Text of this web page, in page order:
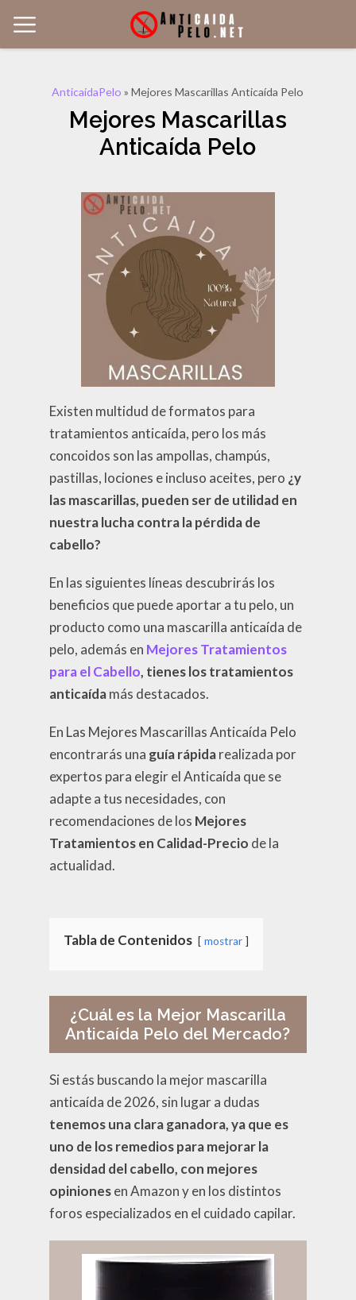
AnticaidaPelo »Mejores Mascarillas Anticaída Pelo
Mejores Mascarillas
Anticaída Pelo
Existen multidud de formatos para
tratamientos anticaída, pero los más
concoidos son las ampollas, champús,
pastillas, lociones e incluso aceites, pero ¿y
las mascarillas, pueden ser de utilidad en
nuestra lucha contra la pérdida de
cabello?
En las siguientes líneas descubrirás los
beneficios que puede aportar a tu pelo, un
producto como una mascarilla anticaída de
pelo, además en Mejores Tratamientos
para el Cabello, tienes los tratamientos
anticaídamás destacados.
En Las Mejores Mascarillas Anticaída Pelo
encontrarás una guía rápidarealizada por
expertos para elegir el Anticaída que se
adapte a tus necesidades, con
recomendaciones de los Mejores
Tratamientos en Calidad-Precio de la
actualidad.
Tabla de Contenidos mostrar
¿Cuál es la Mejor Mascarilla
Anticaída Pelo del Mercado?
Si estás buscando la mejor mascarilla
anticaída de 2026, sin lugar a dudas
tenemos una clara ganadora, ya que es
uno de los remedios para mejorar la
densidad del cabello, con mejores
opinionesen Amazon y en los distintos
foros especializados en el cuidado capilar.